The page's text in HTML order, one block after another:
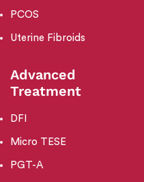
PCOS
Uterine Fibroids
Advanced
Treatment
DFI
Micro TESE
PGT-A